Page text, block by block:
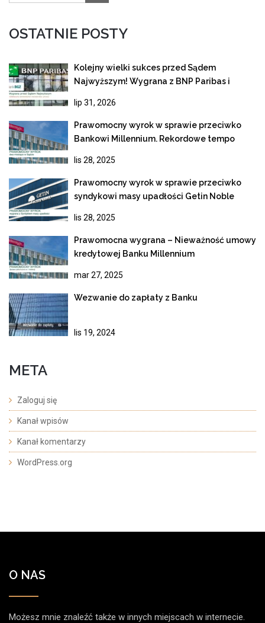
OSTATNIE POSTY
Kolejny wielki sukces przed Sądem
Najwyższym! Wygrana z BNP Paribas i
frankowego
lip 31, 2026
Prawomocny wyrok w sprawie przeciwko
Bankowi Millennium. Rekordowe tempo
lis 28, 2025
Prawomocny wyrok w sprawie przeciwko
syndykowi masy upadłości Getin Noble
lis 28, 2025
Prawomocna wygrana – Nieważność umowy
kredytowej Banku Millennium
mar 27, 2025
Wezwanie do zapłaty z Banku
lis 19, 2024
META
Zaloguj się
Kanał wpisów
Kanał komentarzy
WordPress.org
O NAS
Możesz mnie znaleźć także w innych miejscach w internecie.